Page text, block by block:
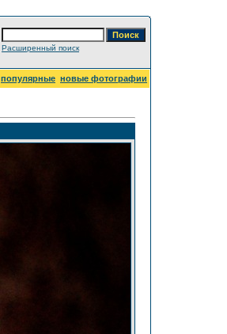
Расширенный поиск
популярные новые фотографии